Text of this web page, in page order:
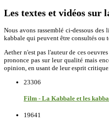
Les textes et vidéos sur
Nous avons rassemblé ci-dessous
kabbale qui peuvent être consultés ou
Aether n'est pas l'auteur de ces
prononce pas sur leur qualité mais
opinion, en usant de leur esprit
23306
Film - La Kabbale et les
19641